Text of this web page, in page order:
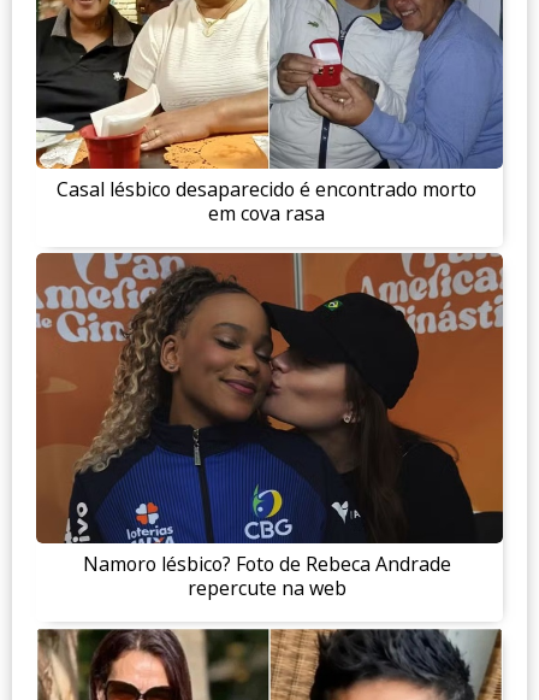
Casal lésbico desaparecido é encontrado morto
em cova rasa
Namoro lésbico? Foto de Rebeca Andrade
repercute na web